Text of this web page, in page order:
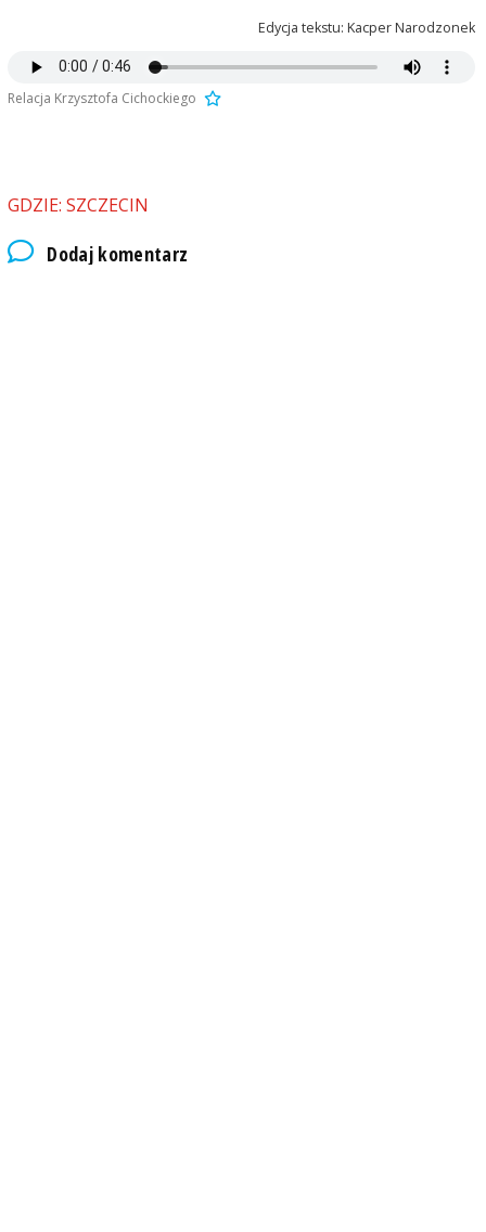
Edycja tekstu: Kacper Narodzonek
Relacja Krzysztofa Cichockiego
GDZIE: SZCZECIN
Dodaj komentarz